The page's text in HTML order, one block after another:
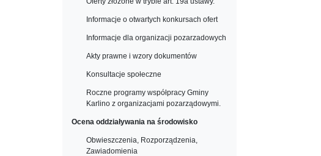
Informacje o otwartych konkursach ofert
Informacje dla organizacji pozarzadowych
Akty prawne i wzory dokumentów
Konsultacje społeczne
Roczne programy współpracy Gminy
Karlino z organizacjami pozarządowymi.
Ocena oddziaływania na środowisko
Obwieszczenia, Rozporządzenia,
Zawiadomienia